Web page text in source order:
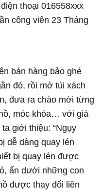
thoại 016558xxx
công viên 23 Tháng
bán hàng bảo ghé
đó, rồi mở túi xách
đưa ra chào mời từng
móc khóa… với giá
giới thiệu: “Ngụy
dễ dàng quay lén
bị quay lén được
ẩn dưới những con
được thay đổi liên